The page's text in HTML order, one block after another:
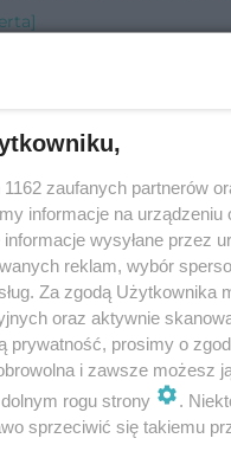
porodu [Porada
[Porada eksperta]
eksperta]
eksperta]
[Porada eksperta]
eksperta]
eksperta]
zaufanych partnerów
informacje na
wysyłane przez
reklam, wybór
Za zgodą
oraz aktywnie
prywatność, prosimy o
i zawsze możesz
rogu strony
.
sprzeciwić się takiemu